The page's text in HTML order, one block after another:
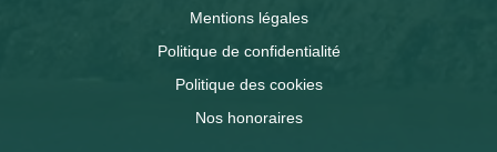
Mentions légales
Politique de confidentialité
Politique des cookies
Nos honoraires